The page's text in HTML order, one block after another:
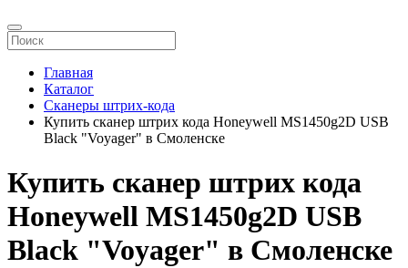
Главная
Каталог
Сканеры штрих-кода
Купить сканер штрих кода Honeywell MS1450g2D USB
Black "Voyager" в Смоленске
Купить сканер штрих кода
Honeywell MS1450g2D USB
Black "Voyager" в Смоленске